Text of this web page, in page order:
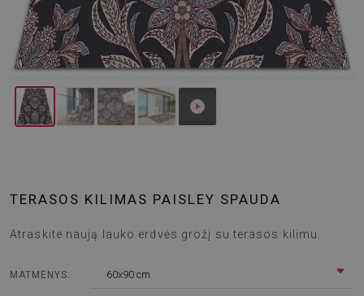
TERASOS KILIMAS PAISLEY SPAUDA
Atraskite naują lauko erdvės grožį su terasos kilimu.
MATMENYS: 60x90 cm